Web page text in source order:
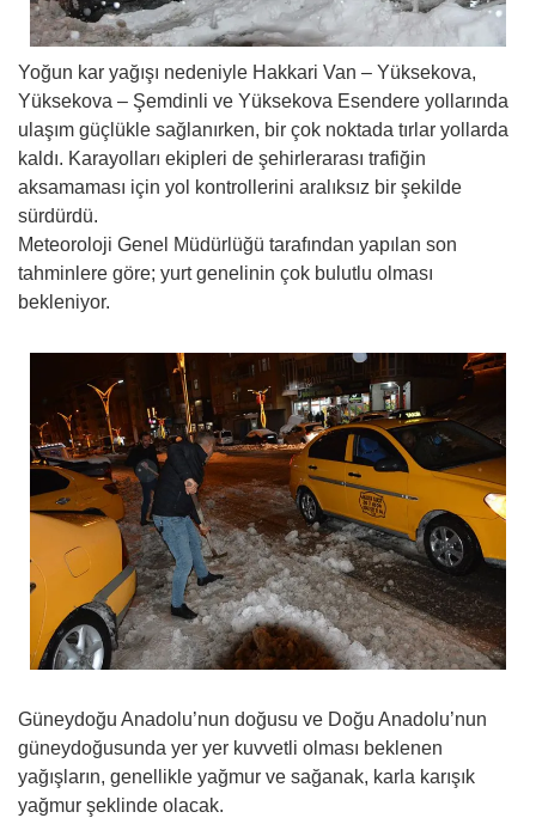
Yoğun kar yağışı nedeniyle Hakkari Van – Yüksekova,
Yüksekova – Şemdinli ve Yüksekova Esendere yollarında
ulaşım güçlükle sağlanırken, bir çok noktada tırlar yollarda
kaldı. Karayolları ekipleri de şehirlerarası trafiğin
aksamaması için yol kontrollerini aralıksız bir şekilde
sürdürdü.
Meteoroloji Genel Müdürlüğü tarafından yapılan son
tahminlere göre; yurt genelinin çok bulutlu olması
bekleniyor.
Güneydoğu Anadolu’nun doğusu ve Doğu Anadolu’nun
güneydoğusunda yer yer kuvvetli olması beklenen
yağışların, genellikle yağmur ve sağanak, karla karışık
yağmur şeklinde olacak.